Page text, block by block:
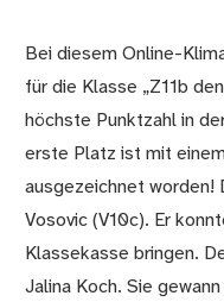
Bei diesem Online-
für die Klasse „Z11b
höchste Punktzahl in
erste Platz ist mit
ausgezeichnet worden!
Vosovic (V10c). Er
Klassekasse bringen.
Jalina Koch. Sie